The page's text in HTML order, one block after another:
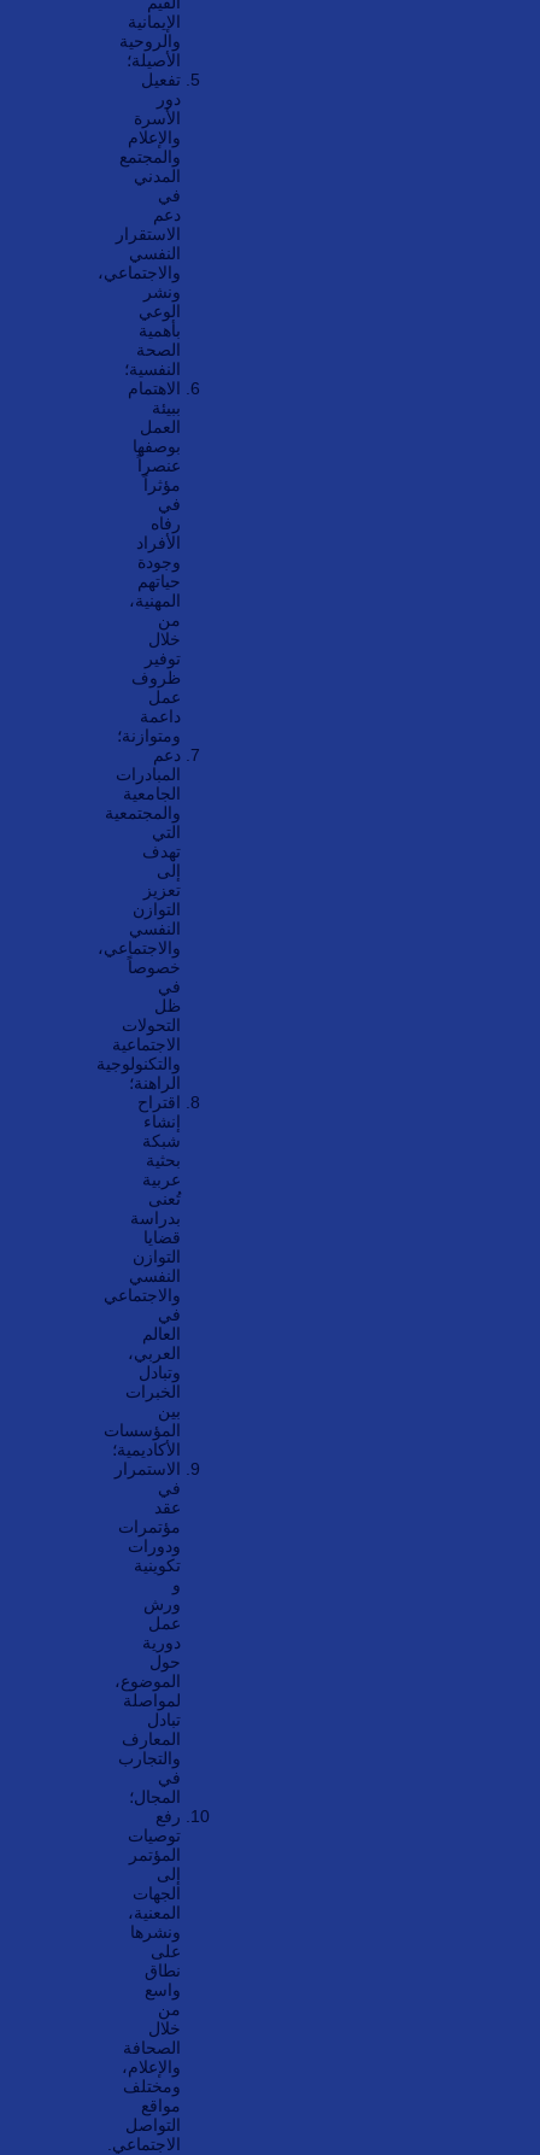
الإيمانية
والروحية
الأصيلة؛
تفعيل
دور
الأسرة
والإعلام
والمجتمع
المدني
في
دعم
الاستقرار
النفسي
والاجتماعي،
ونشر
الوعي
بأهمية
الصحة
النفسية؛
الاهتمام
ببيئة
العمل
بوصفها
عنصراً
مؤثراً
في
رفاه
الأفراد
وجودة
حياتهم
المهنية،
من
خلال
توفير
ظروف
عمل
داعمة
ومتوازنة؛
دعم
المبادرات
الجامعية
والمجتمعية
التي
تهدف
إلى
تعزيز
التوازن
النفسي
والاجتماعي،
خصوصاً
في
ظل
التحولات
الاجتماعية
والتكنولوجية
الراهنة؛
اقتراح
إنشاء
شبكة
بحثية
عربية
تُعنى
بدراسة
قضايا
التوازن
النفسي
والاجتماعي
في
العالم
العربي،
وتبادل
الخبرات
بين
المؤسسات
الأكاديمية؛
الاستمرار
في
عقد
مؤتمرات
ودورات
تكوينية
و
ورش
عمل
دورية
حول
الموضوع،
لمواصلة
تبادل
المعارف
والتجارب
في
المجال؛
رفع
توصيات
المؤتمر
إلى
الجهات
المعنية،
ونشرها
على
نطاق
واسع
من
خلال
الصحافة
والإعلام،
ومختلف
مواقع
التواصل
الاجتماعي.